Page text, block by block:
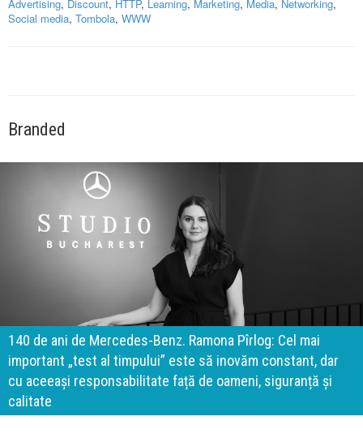
Advertising, Discount, HTTP, Learning, Marketing, Media, Networking,
Social media, Tombola, WWW
Branded
140 de ani de Mercedes-Benz. Ramona Pîrlog: Cel mai
important „test al timpului” este să inovăm constant, dar
cu aceeași responsabilitate față de oameni, siguranță și
calitate